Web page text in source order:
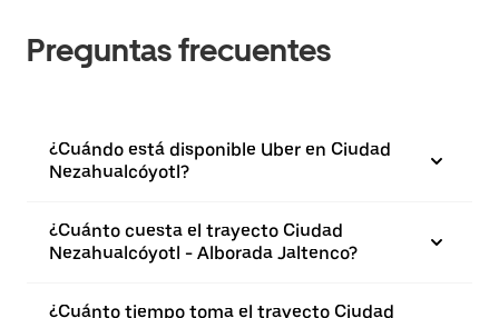
Preguntas frecuentes
¿Cuándo está disponible Uber en Ciudad
Nezahualcóyotl?
¿Cuánto cuesta el trayecto Ciudad
Nezahualcóyotl - Alborada Jaltenco?
¿Cuánto tiempo toma el trayecto Ciudad